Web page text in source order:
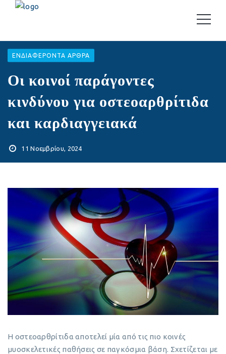
EΝΔΙΑΦΈΡΟΝΤΑ ΆΡΘΡΑ
Οι κοινοί παράγοντες
κινδύνου για οστεοαρθρίτιδα
και καρδιαγγειακά
11 Νοεμβρίου, 2024
Η οστεοαρθρίτιδα αποτελεί μία από τις πιο κοινές
μυοσκελετικές παθήσεις σε παγκόσμια βάση. Σχετίζεται με